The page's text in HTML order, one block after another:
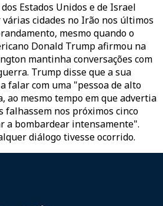
Estados Unidos e de Israel
cidades no Irão nos últimos
mesmo quando o
Donald Trump afirmou na
mantinha conversações com
Trump disse que a sua
falar com uma "pessoa de alto
ao mesmo tempo em que advertia
falhassem nos próximos cinco
a bombardear intensamente".
diálogo tivesse ocorrido.